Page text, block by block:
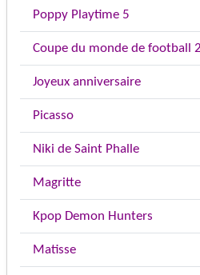
Poppy Playtime 5
Coupe du monde de football
Joyeux anniversaire
Picasso
Niki de Saint Phalle
Magritte
Kpop Demon Hunters
Matisse